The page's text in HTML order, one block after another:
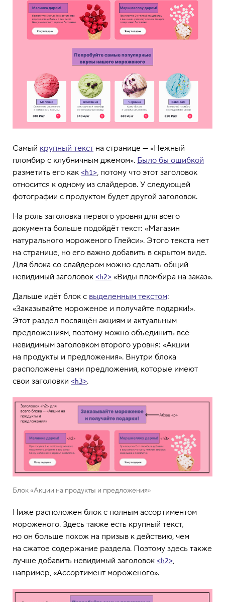
Самый крупный текст на странице — «Нежный
пломбир с клубничным джемом». Было бы ошибкой
разметить его как <h1>, потому что этот заголовок
относится к одному из слайдеров. У следующей
фотографии с продуктом будет другой заголовок.
На роль заголовка первого уровня для всего
документа больше подойдёт текст: «Магазин
натурального мороженого Глейси». Этого текста нет
на странице, но его важно добавить в скрытом виде.
Для блока со слайдером можно сделать общий
невидимый заголовок <h2> «Виды пломбира на заказ».
Дальше идёт блок с выделенным текстом:
«Заказывайте мороженое и получайте подарки!».
Этот раздел посвящён акциям и актуальным
предложениям, поэтому можно объединить всё
невидимым заголовком второго уровня: «Акции
на продукты и предложения». Внутри блока
расположены сами предложения, которые имеют
свои заголовки <h3>.
Блок «Акции на продукты и предложения»
Ниже расположен блок с полным ассортиментом
мороженого. Здесь также есть крупный текст,
но он больше похож на призыв к действию, чем
на сжатое содержание раздела. Поэтому здесь также
лучше добавить невидимый заголовок <h2>,
например, «Ассортимент мороженого».